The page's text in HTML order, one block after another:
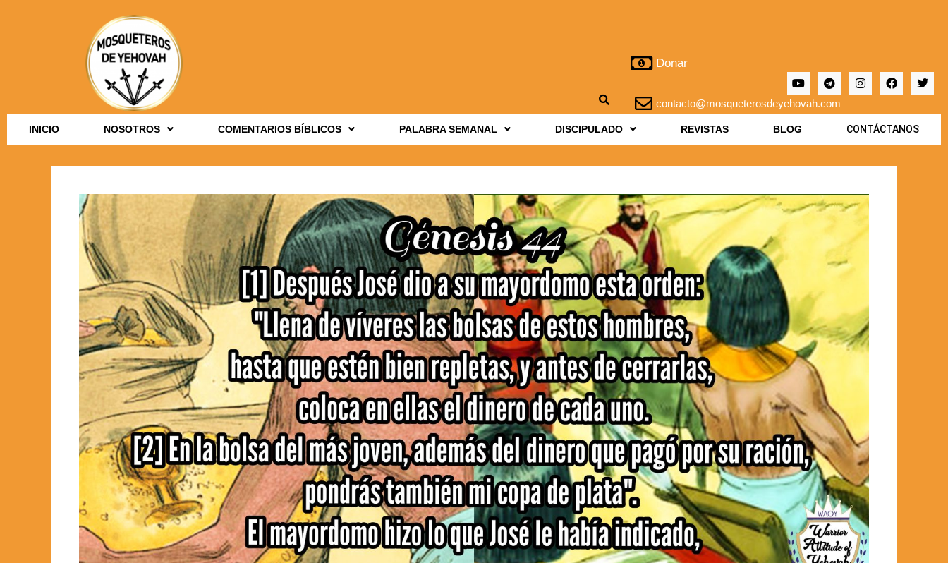
Donar
contacto@mosqueterosdeyehovah.com
INICIO NOSOTROS COMENTARIOS BÍBLICOS PALABRA SEMANAL DISCIPULADO REVISTAS BLOG CONTÁCTANOS